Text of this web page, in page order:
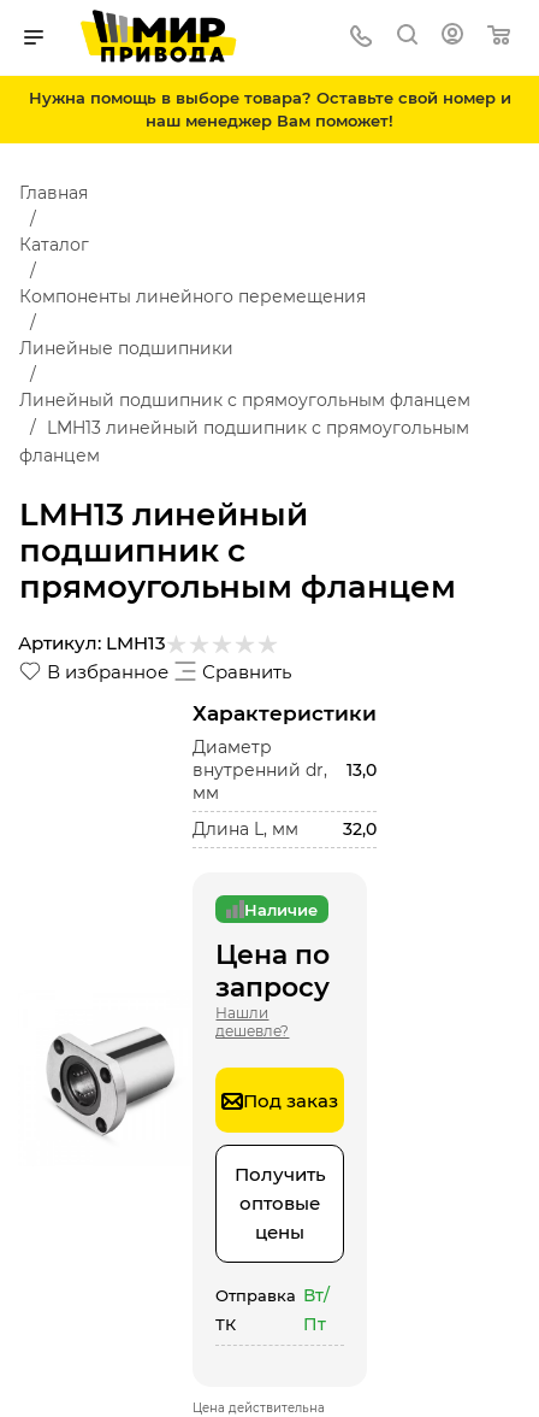
Нужна помощь в выборе товара? Оставьте свой номер и
наш менеджер Вам поможет!
LMH13 линейный
подшипник с
прямоугольным фланцем
Главная
Каталог
Компоненты линейного перемещения
Линейные подшипники
Линейный подшипник с прямоугольным фланцем
LMH13 линейный подшипник с прямоугольным
фланцем
В избранное Сравнить
Артикул: LMH13
Характеристики
Диаметр
внутренний dr,
мм
13,0
Длина L, мм 32,0
Наличие
Цена по
запросу
Нашли
дешевле?
Под заказ
Получить
оптовые
цены
Отправка
ТК
Вт/
Пт
Цена действительна